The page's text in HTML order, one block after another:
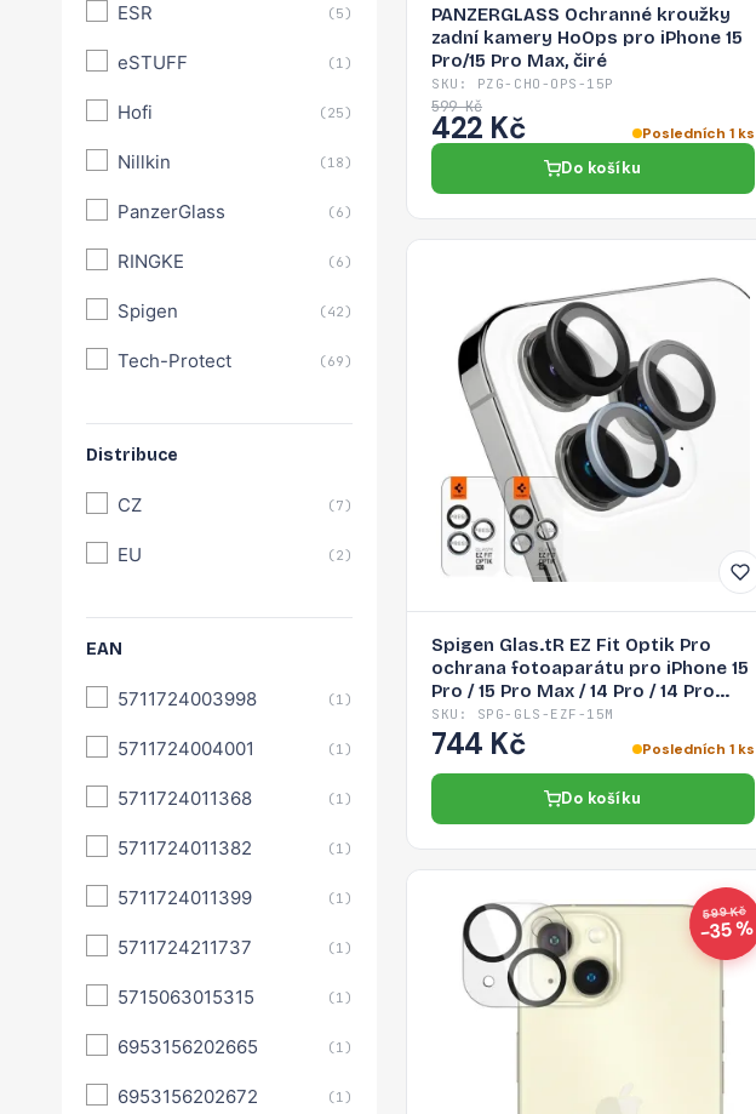
ESR (5)
eSTUFF (1)
Hofi (25)
Nillkin (18)
PanzerGlass (6)
RINGKE (6)
Spigen (42)
Tech-Protect (69)
Distribuce
CZ (7)
EU (2)
EAN
5711724003998 (1)
5711724004001 (1)
5711724011368 (1)
5711724011382 (1)
5711724011399 (1)
5711724211737 (1)
5715063015315 (1)
6953156202665 (1)
6953156202672 (1)
PANZERGLASS Ochranné kroužky
zadní kamery HoOps pro iPhone 15
Pro/15 Pro Max, čiré
SKU: PZG-CHO-OPS-15P
599 Kč
422 Kč Posledních 1 ks
Do košíku
Spigen Glas.tR EZ Fit Optik Pro
ochrana fotoaparátu pro iPhone 15
Pro / 15 Pro Max / 14 Pro / 14 Pro
Max - 2 ks.
SKU: SPG-GLS-EZF-15M
744 Kč Posledních 1 ks
Do košíku
599 Kč
−35 %